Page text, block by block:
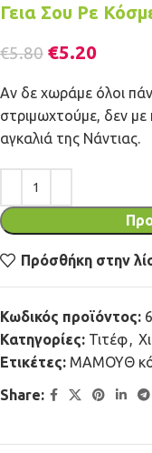
Γεια Σου Ρε
€5.80 €5.20
Αν δε χωράμε όλοι
στριμωχτούμε, δεν με
αγκαλιά της Νάντιας.
Πρόσθήκη στην
Κωδικός προϊόντος:
Κατηγορίες: Τιτέφ
Ετικέτες: ΜΑΜΟΥΘ
Share: